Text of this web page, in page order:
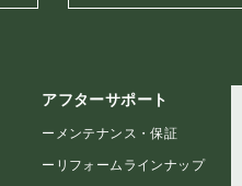
アフターサポート
ー メンテナンス・保証
ー リフォームラインナップ